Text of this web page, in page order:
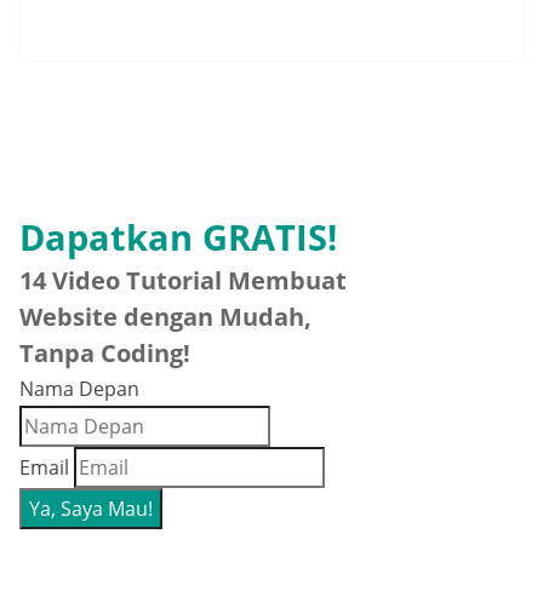
Dapatkan GRATIS!
14 Video Tutorial Membuat
Website dengan Mudah,
Tanpa Coding!
Nama Depan
Email